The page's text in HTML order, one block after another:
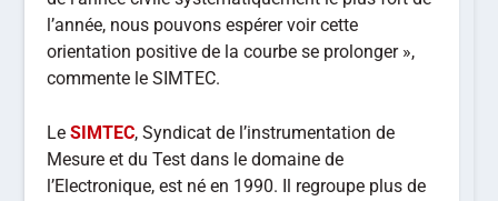
l’année, nous pouvons espérer voir cette
orientation positive de la courbe se prolonger »,
commente le SIMTEC.
LeSIMTEC, Syndicat de l’instrumentation de
Mesure et du Test dans le domaine de
l’Electronique, est né en 1990. Il regroupe plus de